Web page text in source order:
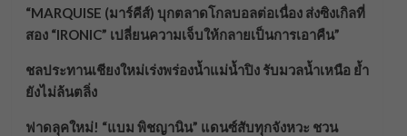
“MARQUISE (มาร์คีส์) บุกตลาดโกลบอลต่อเนื่อง ส่งซิงเกิลที่
สอง “IRONIC” เปลี่ยนความเจ็บให้กลายเป็นการเอาคืน”
ชลประทานเชียงใหม่เร่งพร่องน้ำแม่น้ำปิง รับมวลน้ำเหนือ ย้ำ
ยังไม่ล้นตลิ่ง
ฟาดลุคใหม่! “แบม พิชญานิน” แดนซ์สับทุกจังหวะ ชวน